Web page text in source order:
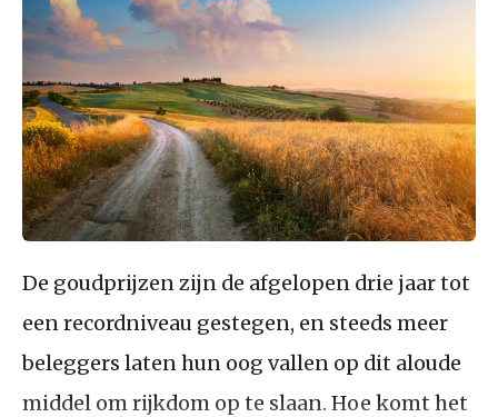
De goudprijzen zijn de afgelopen drie jaar tot
een recordniveau gestegen, en steeds meer
beleggers laten hun oog vallen op dit aloude
middel om rijkdom op te slaan. Hoe komt het